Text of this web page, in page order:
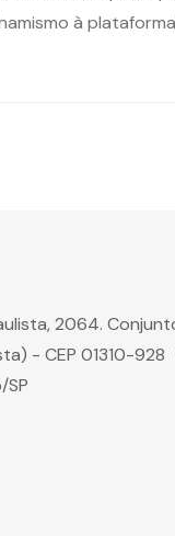
à
2064.
- CEP 01310-
SP